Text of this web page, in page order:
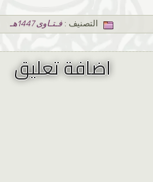
التصنيف :فـتـاوى 1447هـ
اضافة تعليق